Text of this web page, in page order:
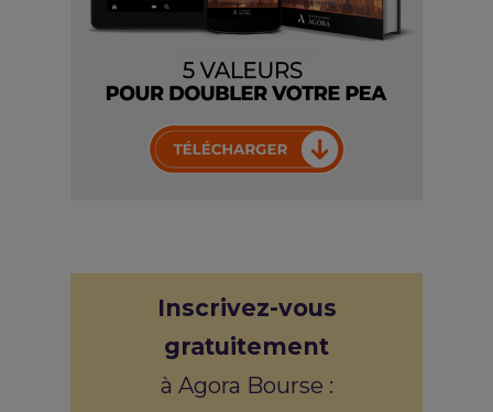
Inscrivez-vous
gratuitement
à Agora Bourse :